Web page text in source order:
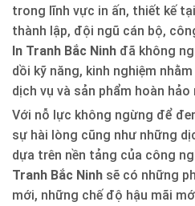
trong lĩnh vực in ấn, thiết kế tại
thành lập, đội ngũ cán bộ,
In Tranh Bắc Ninh đã không
dồi kỹ năng, kinh nghiệm
dịch vụ và sản phẩm hoàn
Với nỗ lực không ngừng để
sự hài lòng cũng như những
dựa trên nền tảng của công
Tranh Bắc Ninh sẽ có những
mới, những chế độ hậu mãi